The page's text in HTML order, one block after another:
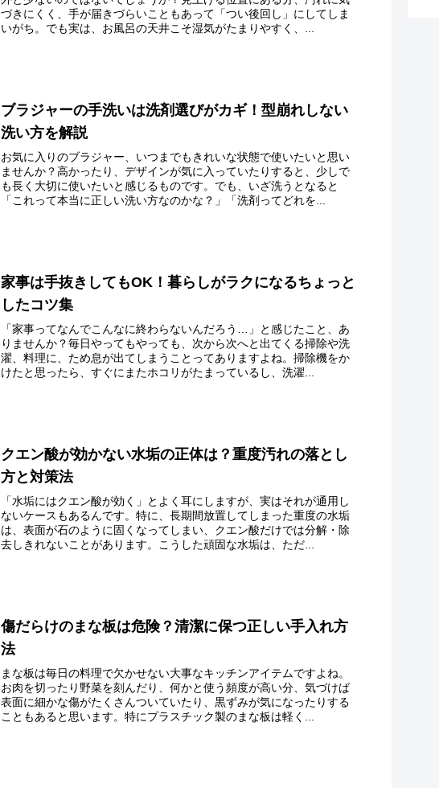
づきにくく、手が届きづらいこともあって「つい後回し」にしてしま
いがち。でも実は、お風呂の天井こそ湿気がたまりやすく、...
ブラジャーの手洗いは洗剤選びがカギ！型崩れしない
洗い方を解説
お気に入りのブラジャー、いつまでもきれいな状態で使いたいと思い
ませんか？高かったり、デザインが気に入っていたりすると、少しで
も長く大切に使いたいと感じるものです。でも、いざ洗うとなると
「これって本当に正しい洗い方なのかな？」「洗剤ってどれを...
家事は手抜きしてもOK！暮らしがラクになるちょっと
したコツ集
「家事ってなんでこんなに終わらないんだろう…」と感じたこと、あ
りませんか？毎日やってもやっても、次から次へと出てくる掃除や洗
濯、料理に、ため息が出てしまうことってありますよね。掃除機をか
けたと思ったら、すぐにまたホコリがたまっているし、洗濯...
クエン酸が効かない水垢の正体は？重度汚れの落とし
方と対策法
「水垢にはクエン酸が効く」とよく耳にしますが、実はそれが通用し
ないケースもあるんです。特に、長期間放置してしまった重度の水垢
は、表面が石のように固くなってしまい、クエン酸だけでは分解・除
去しきれないことがあります。こうした頑固な水垢は、ただ...
傷だらけのまな板は危険？清潔に保つ正しい手入れ方
法
まな板は毎日の料理で欠かせない大事なキッチンアイテムですよね。
お肉を切ったり野菜を刻んだり、何かと使う頻度が高い分、気づけば
表面に細かな傷がたくさんついていたり、黒ずみが気になったりする
こともあると思います。特にプラスチック製のまな板は軽く...